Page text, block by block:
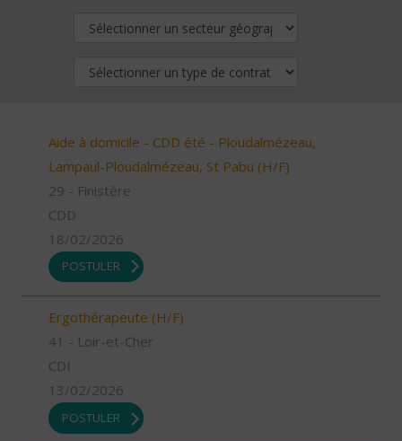
Aide à domicile - CDD été - Ploudalmézeau,
Lampaul-Ploudalmézeau, St Pabu (H/F)
29 - Finistère
CDD
18/02/2026
POSTULER
Ergothérapeute (H/F)
41 - Loir-et-Cher
CDI
13/02/2026
POSTULER